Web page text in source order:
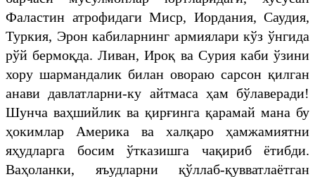
Фаластин атрофидаги Миср, Иордания, Саудия,
Туркия, Эрон кабиларнинг армиялари кўз ўнгида
рўй бермоқда. Ливан, Ироқ ва Сурия каби ўзини
хору шармандалик билан овораю сарсон қилган
анави давлатларни-ку айтмаса ҳам бўлаверади!
Шунча ваҳшийлик ва қирғинга қарамай мана бу
ҳокимлар Америка ва халқаро ҳамжамиятни
яҳудларга босим ўтказишга чақириб ётибди.
Ваҳоланки, яъудларни қўллаб-қувватлаётган